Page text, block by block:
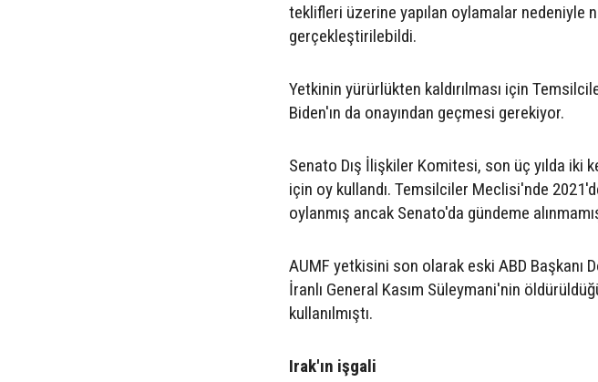
teklifleri üzerine yapılan oylamalar nedeniyle
gerçekleştirilebildi.
Yetkinin yürürlükten kaldırılması için
Biden'ın da onayından geçmesi gerekiyor.
Senato Dış İlişkiler Komitesi, son üç yılda iki
için oy kullandı. Temsilciler Meclisi'nde
oylanmış ancak Senato'da gündeme
AUMF yetkisini son olarak eski ABD Başkanı
İranlı General Kasım Süleymani'nin
kullanılmıştı.
Irak'ın işgali